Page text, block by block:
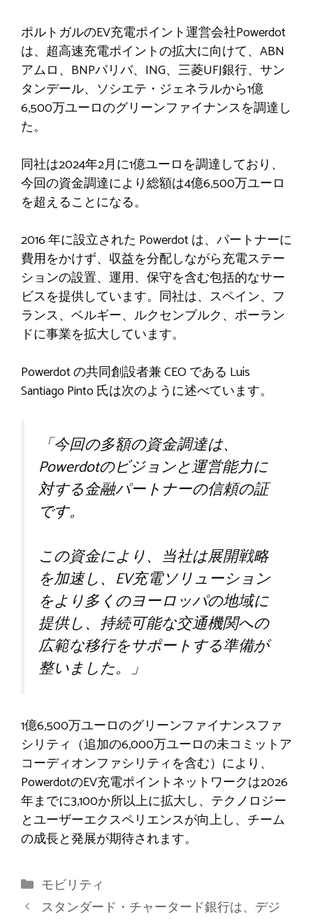
ポルトガルのEV充電ポイント運営会社Powerdot
は、超高速充電ポイントの拡大に​​向けて、ABN
アムロ、BNPパリバ、ING、三菱UFJ銀行、サン
タンデール、ソシエテ・ジェネラルから1億
6,500万ユーロのグリーンファイナンスを調達し
た。
同社は2024年2月に1億ユーロを調達しており、
今回の資金調達により総額は4億6,​​500万ユーロ
を超えることになる。
2016 年に設立された Powerdot は、パートナーに
費用をかけず、収益を分配しながら充電ステー
ションの設置、運用、保守を含む包括的なサー
ビスを提供しています。同社は、スペイン、フ
ランス、ベルギー、ルクセンブルク、ポーラン
ドに事業を拡大しています。
Powerdot の共同創設者兼 CEO である Luís
Santiago Pinto 氏は次のように述べています。
「今回の多額の資金調達は、
Powerdotのビジョンと運営能力に
対する金融パートナーの信頼の証
です。
この資金により、当社は展開戦略
を加速し、EV充電ソリューション
をより多くのヨーロッパの地域に
提供し、持続可能な交通機関への
広範な移行をサポートする準備が
整いました。」
1億6,500万ユーロのグリーンファイナンスファ
シリティ（追加の6,000万ユーロの未コミットア
コーディオンファシリティを含む）により、
PowerdotのEV充電ポイントネットワークは2026
年までに3,100か所以上に拡大し、テクノロジー
とユーザーエクスペリエンスが向上し、チーム
の成長と発展が期待されます。
カ
テ
モビリティ
スタンダード・チャータード銀行は、デジ